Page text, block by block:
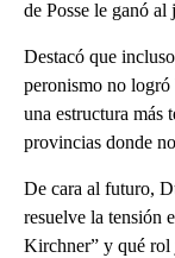
de Posse le ganó
Destacó que
peronismo no logró
una estructura más
provincias donde
De cara al futuro,
resuelve la tensión
Kirchner” y qué rol